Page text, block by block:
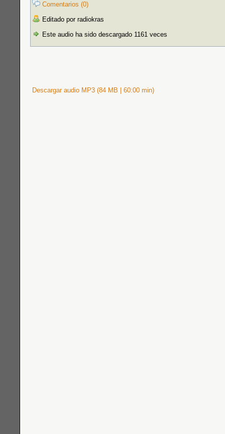
Comentarios (0)
Editado por radiokras
Este audio ha sido descargado 1161 veces
Descargar audio MP3 (84 MB | 60:00 min)